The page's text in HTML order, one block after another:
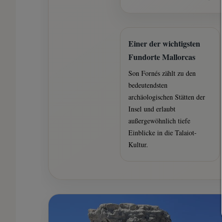
Einer der wichtigsten
Fundorte Mallorcas
Son Fornés zählt zu den
bedeutendsten
archäologischen Stätten der
Insel und erlaubt
außergewöhnlich tiefe
Einblicke in die Talaiot-
Kultur.